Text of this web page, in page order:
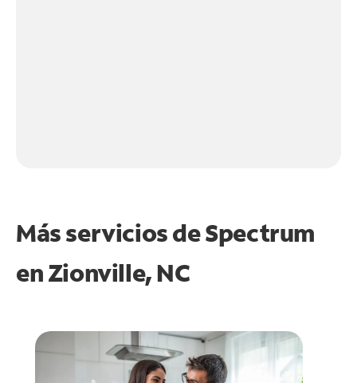
Más servicios de Spectrum
enZionville, NC